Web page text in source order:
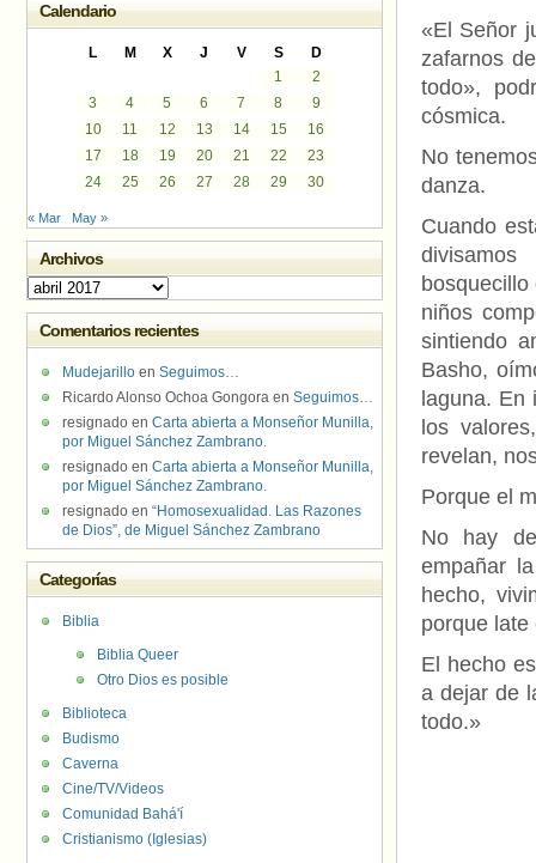
«El Señor
zafarnos
todo»,
cósmica.
No
danza.
Cuando
niños
sintiendo
Basho,
laguna. En
los
revelan,
Porque el
No hay
empañar
hecho,
porque
El hecho
a dejar de
todo.»
Calendario
L M X J V S
D
1
2
3
4 5 6 7 8
9
10
11 12 13 14 15
16
17
18 19 20 21 22
23
24
25 26 27 28 29 30
« Mar May »
Archivos
Archivos
Comentarios recientes
Mudejarillo en Seguimos…
Ricardo Alonso Ochoa Gongora en Seguimos…
resignado en Carta abierta a Monseñor Munilla,
por Miguel Sánchez Zambrano.
resignado en Carta abierta a Monseñor Munilla,
por Miguel Sánchez Zambrano.
resignado en “Homosexualidad. Las Razones
de Dios”, de Miguel Sánchez Zambrano
Categorías
Biblia
Biblia Queer
Otro Dios es posible
Biblioteca
Budismo
Caverna
Cine/TV/Videos
Comunidad Bahá'í
Cristianismo (Iglesias)